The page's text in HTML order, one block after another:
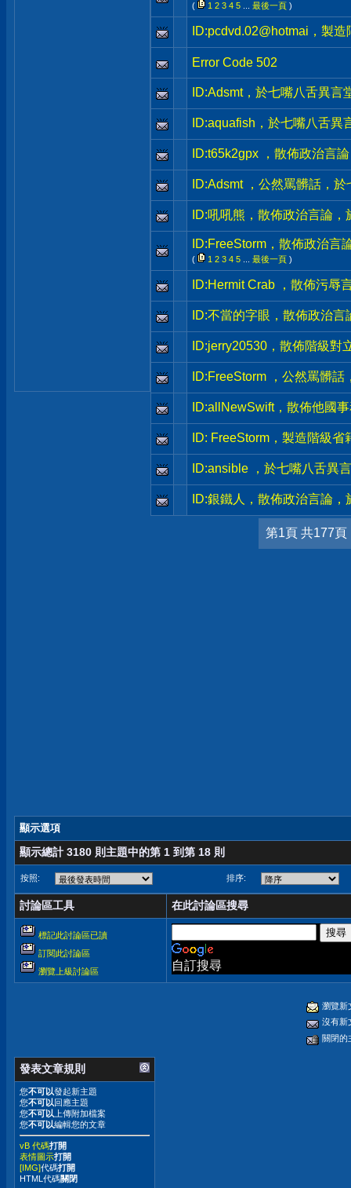
( 1 2 3 4 5 最後一頁 )
ID:pcdvd.02@hotmai，製
Error Code 502
ID:Adsmt，於七嘴八舌異言
ID:aquafish，於七嘴八舌異
ID:t65k2gpx ，散佈政治言
ID:Adsmt ，公然罵髒話，
ID:吼吼熊，散佈政治言論
ID:FreeStorm，散佈政治言
( 1 2 3 4 5 最後一頁 )
ID:Hermit Crab ，散佈污辱
ID:不當的字眼，散佈政治
ID:jerry20530，散佈階級對
ID:FreeStorm ，公然罵髒
ID:allNewSwift，散佈他國
ID: FreeStorm，製造階級
ID:ansible ，於七嘴八舌異
ID:銀鐵人，散佈政治言論
第1頁 共177頁
顯示選項
顯示總計 3180 則主題中的第 1 到第 18 則
按照: 排序:
討論區工具 在此討論區搜尋
標記此討論區已讀
訂閱此討論區
瀏覽上級討論區
自訂搜尋
瀏覽新
沒有新
關閉的
發表文章規則
您不可以發起新主題
您不可以回應主題
您不可以 上傳附加檔案
您不可以編輯您的文章
vB 代碼打開
表情圖示打開
[IMG]代碼打開
HTML代碼關閉